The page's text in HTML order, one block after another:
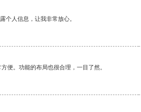
个人信息，让我非常放心。
便。功能的布局也很合理，一目了然。